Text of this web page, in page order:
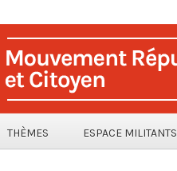
THÈMES ESPACE MILITANTS